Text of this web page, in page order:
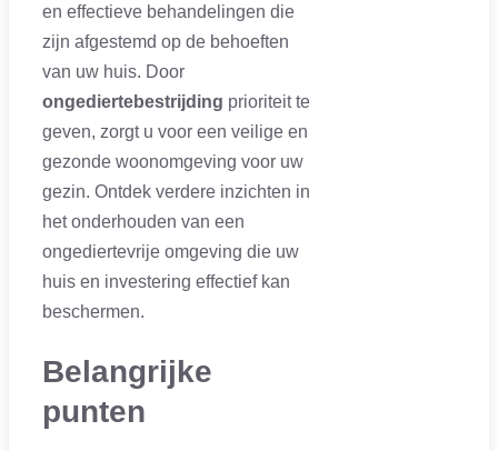
en effectieve behandelingen die
zijn afgestemd op de behoeften
van uw huis. Door
ongediertebestrijding prioriteit te
geven, zorgt u voor een veilige en
gezonde woonomgeving voor uw
gezin. Ontdek verdere inzichten in
het onderhouden van een
ongediertevrije omgeving die uw
huis en investering effectief kan
beschermen.
Belangrijke
punten